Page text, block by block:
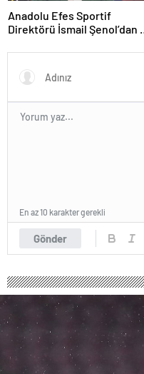
Anadolu Efes Sportif
Direktörü İsmail Şenol’dan
Four’un hayalini
Gönder
En az 10 karakter gerekli